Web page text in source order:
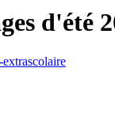
d'été